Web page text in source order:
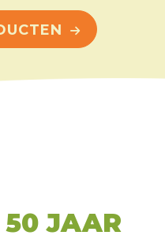
50 JAAR